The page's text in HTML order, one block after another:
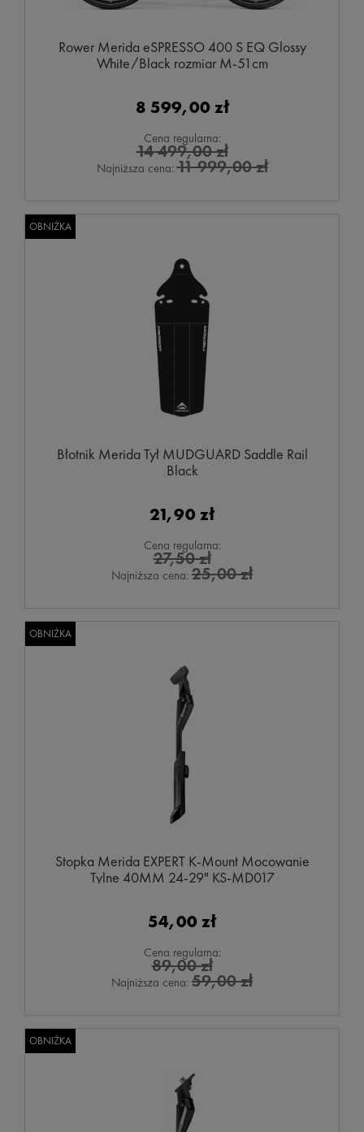
Rower Merida eSPRESSO 400 S EQ Glossy
White/Black rozmiar M-51cm
8 599,00 zł
Cena regularna:
14 499,00 zł
Najniższa cena:11 999,00 zł
Błotnik Merida Tył MUDGUARD Saddle Rail
Black
21,90 zł
Cena regularna:
27,50 zł
Najniższa cena: 25,00 zł
OBNIŻKA
Stopka Merida EXPERT K-Mount Mocowanie
Tylne 40MM 24-29" KS-MD017
54,00 zł
Cena regularna:
89,00 zł
Najniższa cena: 59,00 zł
OBNIŻKA
OBNIŻKA